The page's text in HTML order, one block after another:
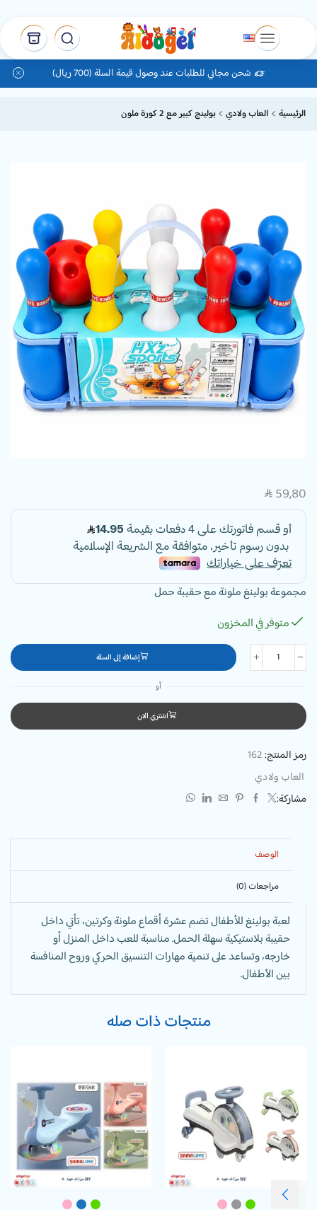
شحن مجاني للطلبات عند وصول قيمة السلة (700 ريال)
الرئيسية العاب ولادي بولينج كبير مع 2 كورة ملون
SAR 59,80
مجموعة بولينغ ملونة مع حقيبة حمل
متوفر في المخزون
إضافة إلى السلة
أو
اشتري الان
رمز المنتج:162
العاب ولادي
مشاركة:
الوصف
مراجعات (0)
لعبة بولينغ للأطفال تضم عشرة أقماع ملونة وكرتين، تأتي داخل
حقيبة بلاستيكية سهلة الحمل. مناسبة للعب داخل المنزل أو
خارجه، وتساعد على تنمية مهارات التنسيق الحركي وروح المنافسة
بين الأطفال.
منتجات ذات صله